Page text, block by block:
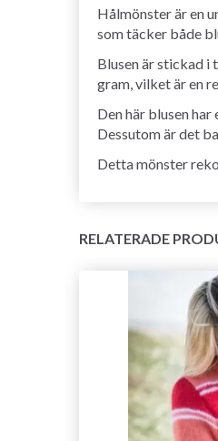
Hålmönster är en
som täcker både
Blusen är stickad i
gram, vilket är en
Den här blusen
Dessutom är det
Detta mönster
RELATERADE